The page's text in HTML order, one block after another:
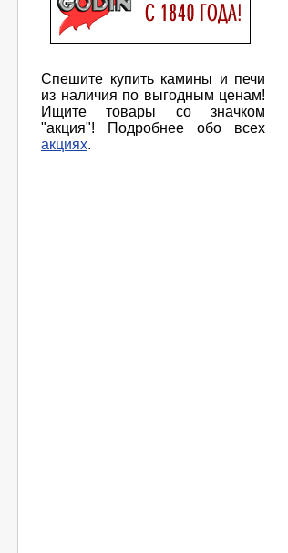
Спешите купить камины и печи
из наличия по выгодным ценам!
Ищите товары со значком
"акция"! Подробнее обо всех
акциях.